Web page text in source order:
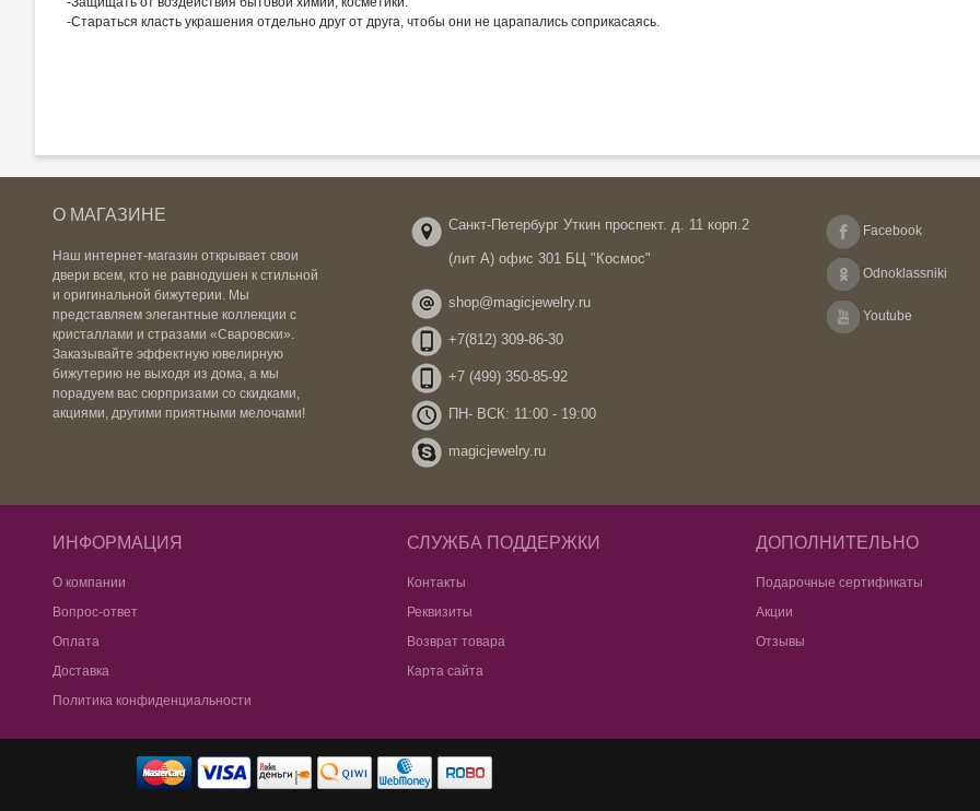
-Стараться класть украшения отдельно друг от друга, чтобы они не царапались соприкасаясь.
О МАГАЗИНЕ
Наш интернет-магазин открывает свои
двери всем, кто не равнодушен к стильной
и оригинальной бижутерии. Мы
представляем элегантные коллекции с
кристаллами и стразами «Сваровски».
Заказывайте эффектную ювелирную
бижутерию не выходя из дома, а мы
порадуем вас сюрпризами со скидками,
акциями, другими приятными мелочами!
Санкт-Петербург Уткин проспект. д. 11 корп.2
(лит А) офис 301 БЦ "Космос"
shop@magicjewelry.ru
+7(812) 309-86-30
+7 (499) 350-85-92
ПН- ВСК: 11:00 - 19:00
magicjewelry.ru
Facebook
Odnoklassniki
Youtube
ИНФОРМАЦИЯ
О компании
Вопрос-ответ
Оплата
Доставка
Политика конфиденциальности
СЛУЖБА ПОДДЕРЖКИ
Контакты
Реквизиты
Возврат товара
Карта сайта
ДОПОЛНИТЕЛЬНО
Подарочные сертификаты
Акции
Отзывы